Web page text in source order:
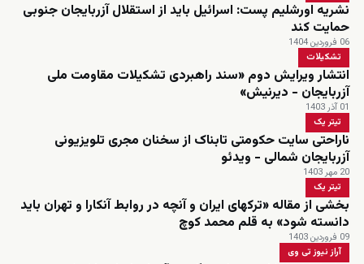
نشریه اورشلیم پست: اسرائیل باید از استقلال آزربایجان جنوبی
حمایت کند
06 فروردین 1404
تشکیلات
انتشار ویرایش دوم «سند راهبردی تشکیلات مقاومت ملی
آزربایجان - دیرنیش»
01 آذر 1403
تیتر یک
ناراحتی سایت حکومتی تابناک از سخنان مجری تلویزیونی
آزربایجان شمالی - ویدئو
20 مهر 1403
تیتر یک
بخشی از مقاله «ترکهای ایران و آنچه در روابط آنکارا و تهران باید
دانسته شود» به قلم محمد کوچ
09 فروردین 1403
آراز نیوز تی وی